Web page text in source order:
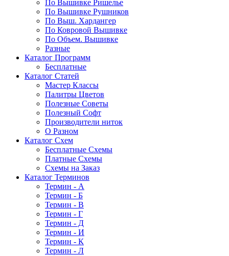
По Вышивке Ришелье
По Вышивке Рушников
По Выш. Хардангер
По Ковровой Вышивке
По Объем. Вышивке
Разные
Каталог Программ
Бесплатные
Каталог Статей
Мастер Классы
Палитры Цветов
Полезные Советы
Полезный Софт
Производители ниток
О Разном
Каталог Схем
Бесплатные Схемы
Платные Схемы
Схемы на Заказ
Каталог Терминов
Термин - А
Термин - Б
Термин - В
Термин - Г
Термин - Д
Термин - И
Термин - К
Термин - Л